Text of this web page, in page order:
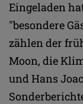
Eingeladen
"besondere
zählen der
Moon, die
und Hans